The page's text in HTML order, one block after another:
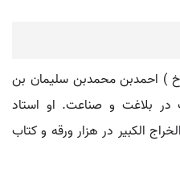
احمدبن محمدبن سلیمان بن
در بلاغت و صناعت. او استاد
الکبیر در هزار ورقه و کتاب